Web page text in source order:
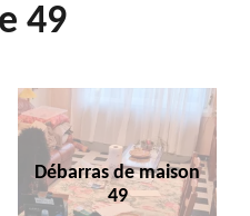
49
Débarras de maison
49